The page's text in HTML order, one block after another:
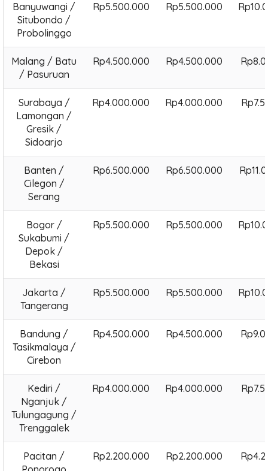
Banyuwangi /
Situbondo /
Probolinggo
Rp5.500.000 Rp5.500.000
Malang / Batu
/ Pasuruan
Rp4.500.000 Rp4.500.000
Surabaya /
Lamongan /
Gresik /
Sidoarjo
Rp4.000.000 Rp4.000.000
Banten /
Cilegon /
Serang
Rp6.500.000 Rp6.500.000
Bogor /
Sukabumi /
Depok /
Bekasi
Rp5.500.000 Rp5.500.000
Jakarta /
Tangerang
Rp5.500.000 Rp5.500.000
Bandung /
Tasikmalaya /
Cirebon
Rp4.500.000 Rp4.500.000
Kediri /
Nganjuk /
Tulungagung /
Trenggalek
Rp4.000.000 Rp4.000.000
Pacitan /
Rp2.200.000 Rp2.200.000